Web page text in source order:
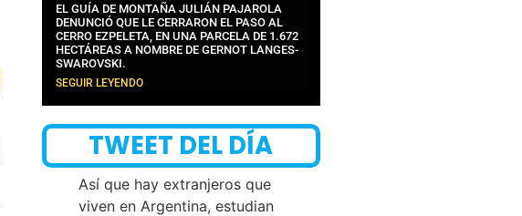
EL GUÍA DE MONTAÑA JULIÁN PAJAROLA
DENUNCIÓ QUE LE CERRARON EL PASO AL
CERRO EZPELETA, EN UNA PARCELA DE 1.672
HECTÁREAS A NOMBRE DE GERNOT LANGES-
SWAROVSKI.
SEGUIR LEYENDO
TWEET DEL DÍA
Así que hay extranjeros que
viven en Argentina, estudian